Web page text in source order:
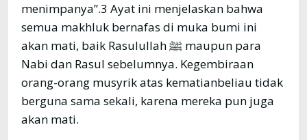
menimpanya”.3 Ayat ini menjelaskan bahwa
semua makhluk bernafas di muka bumi ini
akan mati, baik Rasulullah ﷺ maupun para
Nabi dan Rasul sebelumnya. Kegembiraan
orang-orang musyrik atas kematianbeliau tidak
berguna sama sekali, karena mereka pun juga
akan mati.